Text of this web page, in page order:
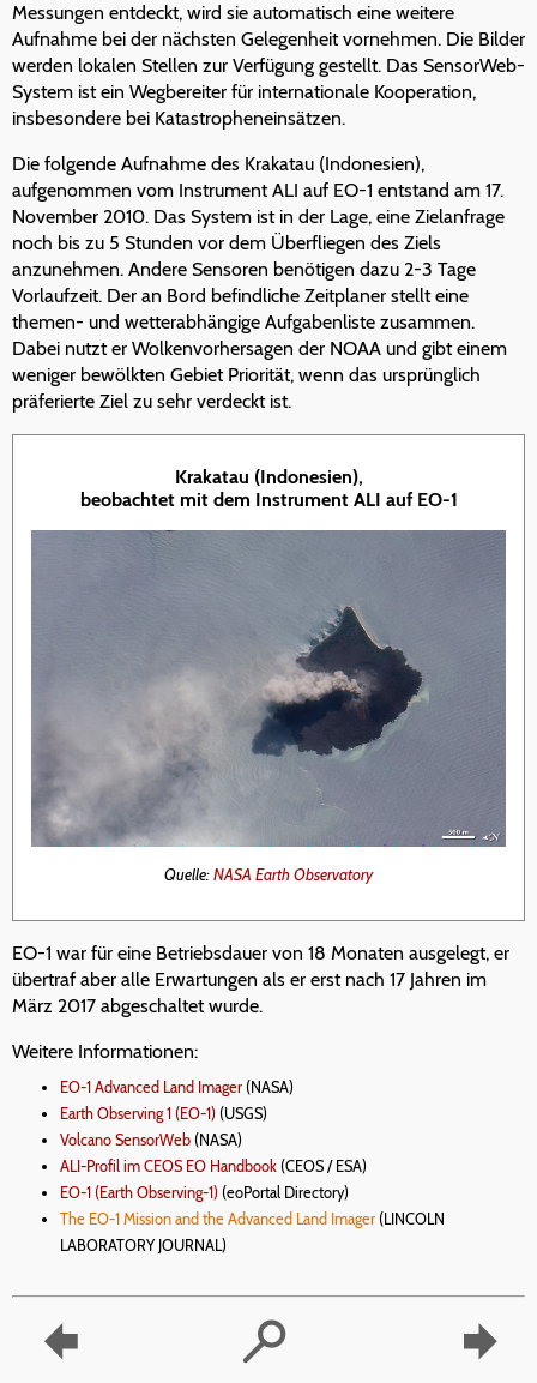
Messungen entdeckt, wird sie automatisch eine weitere
Aufnahme bei der nächsten Gelegenheit vornehmen. Die Bilder
werden lokalen Stellen zur Verfügung gestellt. Das SensorWeb-
System ist ein Wegbereiter für internationale Kooperation,
insbesondere bei Katastropheneinsätzen.
Die folgende Aufnahme des Krakatau (Indonesien),
aufgenommen vom Instrument ALI auf EO-1 entstand am 17.
November 2010. Das System ist in der Lage, eine Zielanfrage
noch bis zu 5 Stunden vor dem Überfliegen des Ziels
anzunehmen. Andere Sensoren benötigen dazu 2-3 Tage
Vorlaufzeit. Der an Bord befindliche Zeitplaner stellt eine
themen- und wetterabhängige Aufgabenliste zusammen.
Dabei nutzt er Wolkenvorhersagen der NOAA und gibt einem
weniger bewölkten Gebiet Priorität, wenn das ursprünglich
präferierte Ziel zu sehr verdeckt ist.
Krakatau (Indonesien),
beobachtet mit dem Instrument ALI auf EO-1
Quelle:NASA Earth Observatory
EO-1 war für eine Betriebsdauer von 18 Monaten ausgelegt, er
übertraf aber alle Erwartungen als er erst nach 17 Jahren im
März 2017 abgeschaltet wurde.
Weitere Informationen:
EO-1 Advanced Land Imager (NASA)
Earth Observing 1 (EO-1) (USGS)
Volcano SensorWeb (NASA)
ALI-Profil im CEOS EO Handbook (CEOS / ESA)
EO-1 (Earth Observing-1) (eoPortal Directory)
The EO-1 Mission and the Advanced Land Imager (LINCOLN
LABORATORY JOURNAL)